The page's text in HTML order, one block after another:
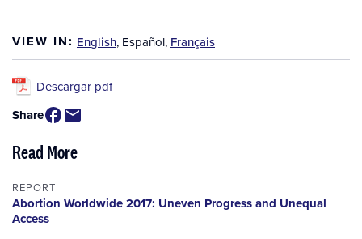
VIEW IN: English, Español, Français
Descargar pdf
Share
Read More
REPORT
Abortion Worldwide 2017: Uneven Progress and Unequal
Access